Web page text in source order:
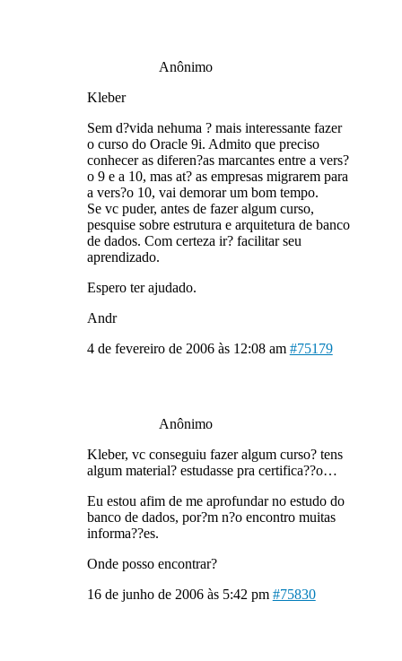
Anônimo
Kleber
Sem d?vida nehuma ? mais interessante fazer
o curso do Oracle 9i. Admito que preciso
conhecer as diferen?as marcantes entre a vers?
o 9 e a 10, mas at? as empresas migrarem para
a vers?o 10, vai demorar um bom tempo.
Se vc puder, antes de fazer algum curso,
pesquise sobre estrutura e arquitetura de banco
de dados. Com certeza ir? facilitar seu
aprendizado.
Espero ter ajudado.
Andr
4 de fevereiro de 2006 às 12:08 am #75179
Anônimo
Kleber, vc conseguiu fazer algum curso? tens
algum material? estudasse pra certifica??o…
Eu estou afim de me aprofundar no estudo do
banco de dados, por?m n?o encontro muitas
informa??es.
Onde posso encontrar?
16 de junho de 2006 às 5:42 pm #75830